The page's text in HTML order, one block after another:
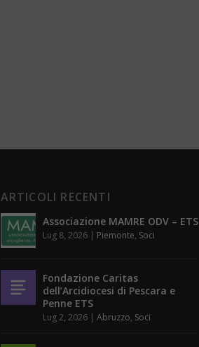
ARTICOLI RECENTI
Associazione MAMRE ODV – ETS
Lug 8, 2026| Piemonte, Soci
Fondazione Caritas
dell’Arcidiocesi di Pescara e
Penne ETS
Lug 2, 2026| Abruzzo, Soci